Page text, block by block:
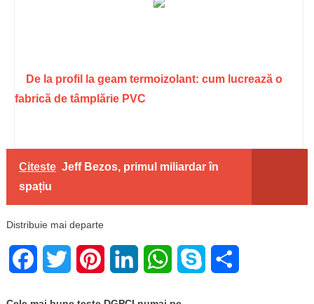
De la profil la geam termoizolant: cum lucrează o
fabrică de tâmplărie PVC
Citeste Jeff Bezos, primul miliardar în
spațiu
Distribuie mai departe
FacebookTwitter PinterestLinkedIn WhatsApp
Skype